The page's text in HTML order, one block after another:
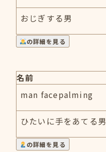
おじぎする男
の詳細を見る
名前
man facepalming
ひたいに手をあてる男
の詳細を見る